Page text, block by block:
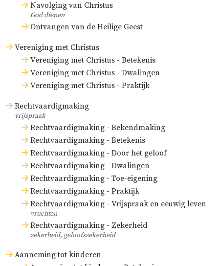
Navolging van Christus
God dienen
Ontvangen van de Heilige Geest
Vereniging met Christus
Vereniging met Christus - Betekenis
Vereniging met Christus - Dwalingen
Vereniging met Christus - Praktijk
Rechtvaardigmaking
vrijspraak
Rechtvaardigmaking - Bekendmaking
Rechtvaardigmaking - Betekenis
Rechtvaardigmaking - Door het geloof
Rechtvaardigmaking - Dwalingen
Rechtvaardigmaking - Toe-eigening
Rechtvaardigmaking - Praktijk
Rechtvaardigmaking - Vrijspraak en eeuwig leven
vruchten
Rechtvaardigmaking - Zekerheid
zekerheid, geloofszekerheid
Aanneming tot kinderen